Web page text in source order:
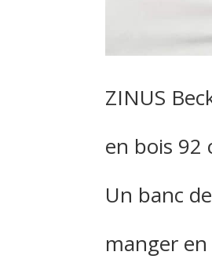
ZINUS
en bois 92
Un banc
manger